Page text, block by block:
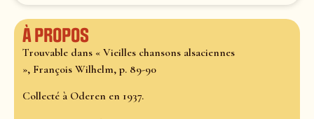
À propos
Trouvable dans « Vieilles chansons alsaciennes
», François Wilhelm, p. 89-90
Collecté à Oderen en 1937.